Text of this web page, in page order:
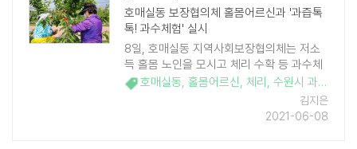
호매실동 보장협의체 홀몸어르신과 '과즙톡
톡! 과수체험' 실시
8일, 호매실동 지역사회보장협의체는 저소
득 홀몸 노인을 모시고 체리 수확 등 과수체
험에 나섰다. 이번 행사는 관내 홀몸 노인들
의 우울감 등을 예방하고 사회적 관계망을
만들어 드리기 위해 기획하였으며, ..
호매실동, 홀몸어르신, 체리 , 수원시 과수농원
김지은
2021-06-08